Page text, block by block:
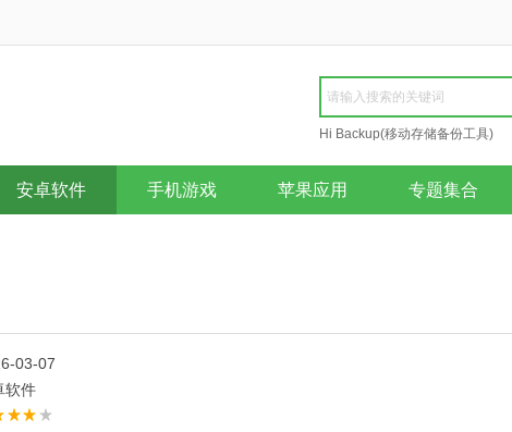
Hi Backup(移动存储备份工具)
Repair
安卓软件 手机游戏 苹果应用 专题集合
03-07
软件